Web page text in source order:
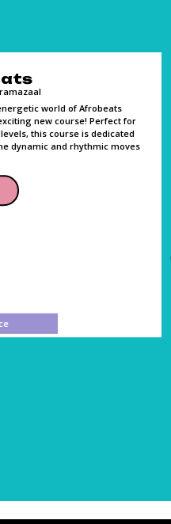
world of Afrobeats
new course! Perfect for
this course is dedicated
dynamic and rhythmic moves